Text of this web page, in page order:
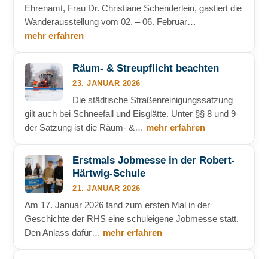
Ehrenamt, Frau Dr. Christiane Schenderlein, gastiert die
Wanderausstellung vom 02. – 06. Februar…
mehr erfahren
Räum- & Streupflicht beachten
23. JANUAR 2026
Die städtische Straßenreinigungssatzung
gilt auch bei Schneefall und Eisglätte. Unter §§ 8 und 9
der Satzung ist die Räum- &… mehr erfahren
Erstmals Jobmesse in der Robert-
Härtwig-Schule
21. JANUAR 2026
Am 17. Januar 2026 fand zum ersten Mal in der
Geschichte der RHS eine schuleigene Jobmesse statt.
Den Anlass dafür… mehr erfahren